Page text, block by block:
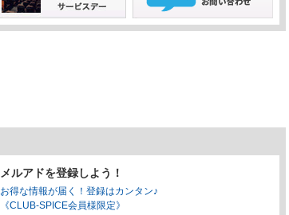
メルアドを登録しよう！
お得な情報が届く！登録はカンタン♪
《CLUB-SPICE会員様限定》